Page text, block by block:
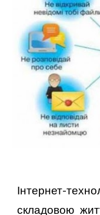
Інтернет-
складовою